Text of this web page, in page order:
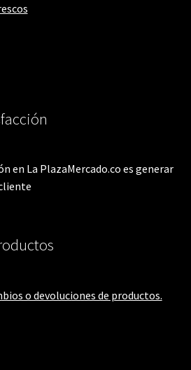
en La PlazaMercado.co es generar
o devoluciones de productos.